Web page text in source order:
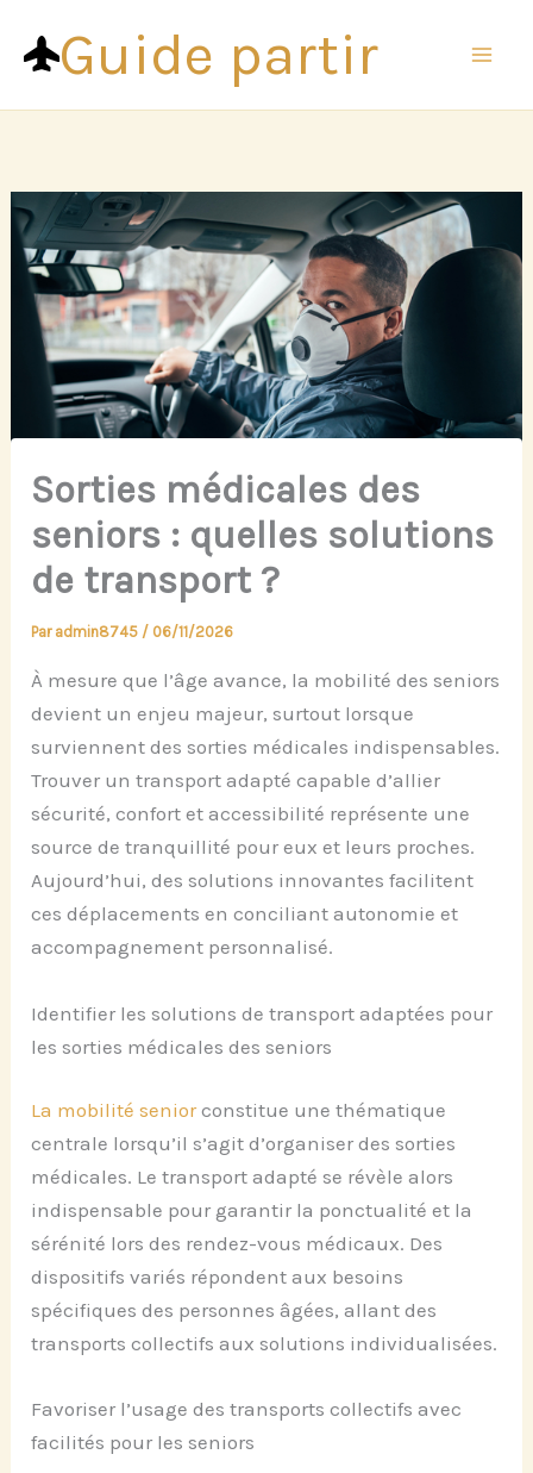
contenuGuide partir
Sorties médicales des
seniors : quelles solutions
de transport ?
Par admin8745 / 06/11/2026
À mesure que l’âge avance, la mobilité des seniors
devient un enjeu majeur, surtout lorsque
surviennent des sorties médicales indispensables.
Trouver un transport adapté capable d’allier
sécurité, confort et accessibilité représente une
source de tranquillité pour eux et leurs proches.
Aujourd’hui, des solutions innovantes facilitent
ces déplacements en conciliant autonomie et
accompagnement personnalisé.
Identifier les solutions de transport adaptées pour
les sorties médicales des seniors
La mobilité seniorconstitue une thématique
centrale lorsqu’il s’agit d’organiser des sorties
médicales. Le transport adapté se révèle alors
indispensable pour garantir la ponctualité et la
sérénité lors des rendez-vous médicaux. Des
dispositifs variés répondent aux besoins
spécifiques des personnes âgées, allant des
transports collectifs aux solutions individualisées.
Favoriser l’usage des transports collectifs avec
facilités pour les seniors